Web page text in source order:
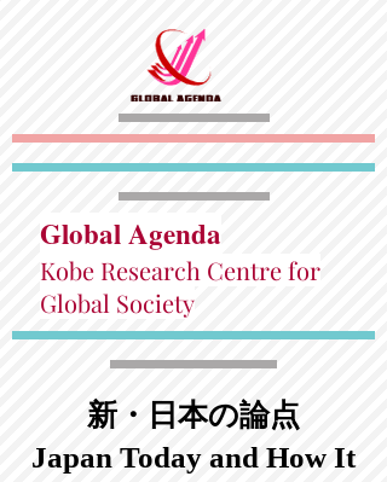
Global Agenda
Kobe Research Centre for
Global Society
新・日本の論点
Japan Today and How It